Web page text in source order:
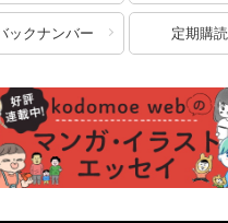
ックナンバー 定期購読